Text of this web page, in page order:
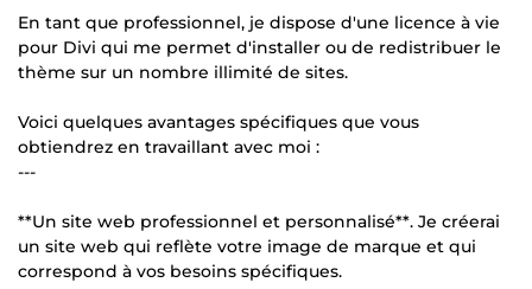
En tant que professionnel, je dispose d'une licence à vie
pour Divi qui me permet d'installer ou de redistribuer le
thème sur un nombre illimité de sites.
Voici quelques avantages spécifiques que vous
obtiendrez en travaillant avec moi :
---
**Un site web professionnel et personnalisé**. Je créerai
un site web qui reflète votre image de marque et qui
correspond à vos besoins spécifiques.